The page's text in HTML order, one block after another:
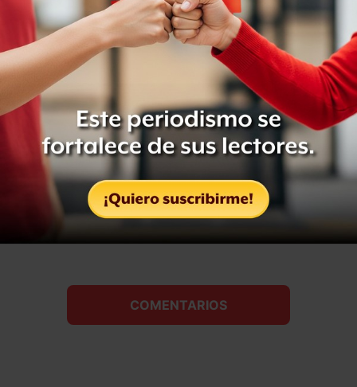
Sé parte del equipo
Suscríbete a Animal Político, recibe beneficios y
apoya el periodismo libre.
SUSCRIBIRME
COMENTARIOS